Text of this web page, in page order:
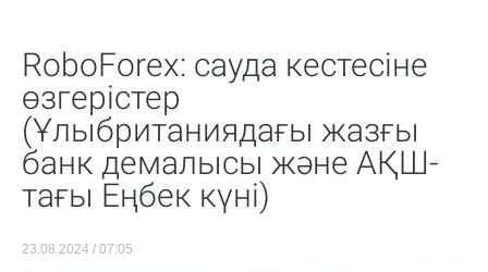
RoboForex: сауда кестесіне
өзгерістер
(Ұлыбританиядағы жазғы
банк демалысы және АҚШ-
тағы Еңбек күні)
23.08.2024 / 07:05